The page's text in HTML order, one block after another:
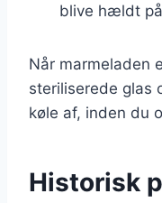
blive hældt
Når marmeladen
steriliserede glas
køle af, inden du
Historisk